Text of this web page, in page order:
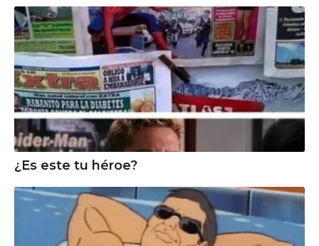
¿Es este tu héroe?